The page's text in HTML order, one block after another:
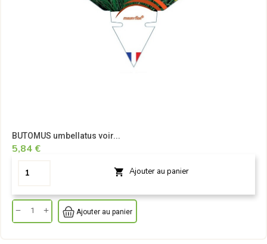
BUTOMUS umbellatus voir...
5,84 €
 Ajouter au panier
Ajouter au panier